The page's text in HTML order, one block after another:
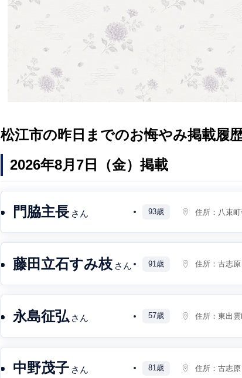
松江市の昨日までのお悔やみ掲載履
2026年8月7日（金）掲載
門脇主長 さん 93歳 住所： 八束
藤田立石すみ枝 さん 91歳 住所：古志原
永島征弘 さん 57歳 住所：東出
中野茂子 さん 81歳 住所：古志原